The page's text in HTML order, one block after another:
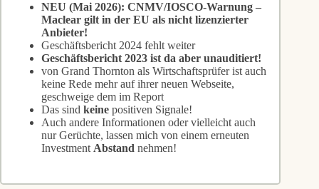
NEU (Mai 2026): CNMV/IOSCO-Warnung –
Maclear gilt in der EU als nicht lizenzierter
Anbieter!
Geschäftsbericht 2024 fehlt weiter
Geschäftsbericht 2023 ist da aber unauditiert!
von Grand Thornton als Wirtschaftsprüfer ist auch
keine Rede mehr auf ihrer neuen Webseite,
geschweige dem im Report
Das sind keine positiven Signale!
Auch andere Informationen oder vielleicht auch
nur Gerüchte, lassen mich von einem erneuten
InvestmentAbstand nehmen!